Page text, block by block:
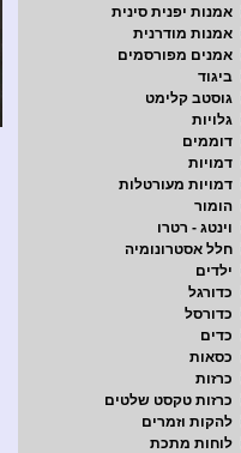
אמנות יפנית סינית
אמנות מודרנית
אמנים מפורסמים
ביגוד
גוסטב קלימט
גלויות
דוממים
דמויות
דמויות מעורטלות
הומור
וינטג - רטרו
חלל אסטרונומיה
ילדים
כדורגל
כדורסל
כדים
כסאות
כרזות
כרזות טקסט שלטים
להקות וזמרים
לוחות מתכת